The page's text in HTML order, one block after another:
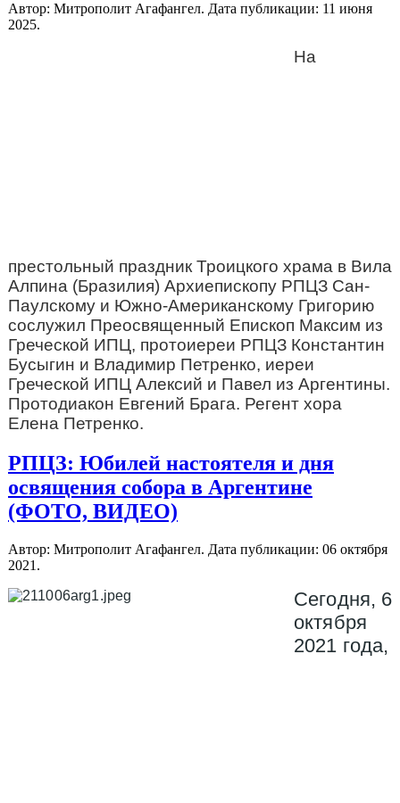
Автор: Митрополит Агафангел. Дата публикации: 11 июня
2025.
На
престольный праздник Троицкого храма в Вила
Алпина (Бразилия) Архиепископу РПЦЗ Сан-
Паулскому и Южно-Американскому Григорию
сослужил Преосвященный Епископ Максим из
Греческой ИПЦ, протоиереи РПЦЗ Константин
Бусыгин и Владимир Петренко, иереи
Греческой ИПЦ Алексий и Павел из Аргентины.
Протодиакон Евгений Брага. Регент хора
Елена Петренко.
РПЦЗ: Юбилей настоятеля и дня
освящения собора в Аргентине
(ФОТО, ВИДЕО)
Автор: Митрополит Агафангел. Дата публикации: 06 октября
2021 .
Сегодня, 6
октября
2021 года,